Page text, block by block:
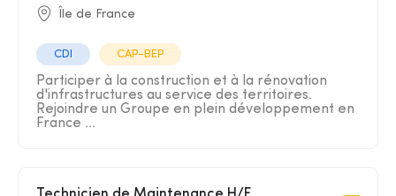
Île de France
CDI CAP-BEP
Participer à la construction et à la rénovation
d'infrastructures au service des territoires.
Rejoindre un Groupe en plein développement en
France ...